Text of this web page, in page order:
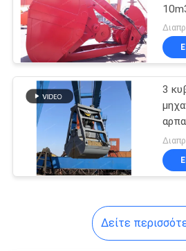
Γερανοί
πλοίων
3
Δείτε